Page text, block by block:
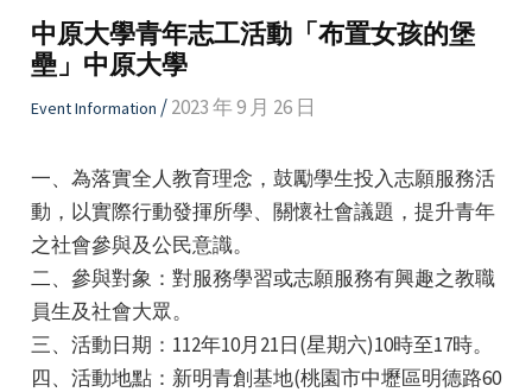
中原大學青年志工活動「布置女孩的堡
壘」中原大學
Event Information /2023 年 9 月 26 日
一、為落實全人教育理念，鼓勵學生投入志願服務活
動，以實際行動發揮所學、關懷社會議題，提升青年
之社會參與及公民意識。
二、參與對象：對服務學習或志願服務有興趣之教職
員生及社會大眾。
三、活動日期：112年10月21日(星期六)10時至17時。
四、活動地點：新明青創基地(桃園市中壢區明德路60